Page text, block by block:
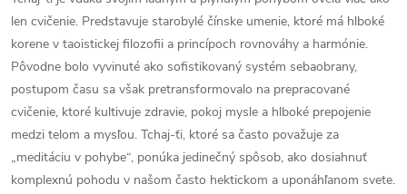
len cvičenie. Predstavuje starobylé čínske umenie, ktoré má hlboké
korene v taoistickej filozofii a princípoch rovnováhy a harmónie.
Pôvodne bolo vyvinuté ako sofistikovaný systém sebaobrany,
postupom času sa však pretransformovalo na prepracované
cvičenie, ktoré kultivuje zdravie, pokoj mysle a hlboké prepojenie
medzi telom a mysľou. Tchaj-ťi, ktoré sa často považuje za
„meditáciu v pohybe“, ponúka jedinečný spôsob, ako dosiahnuť
komplexnú pohodu v našom často hektickom a uponáhľanom svete.